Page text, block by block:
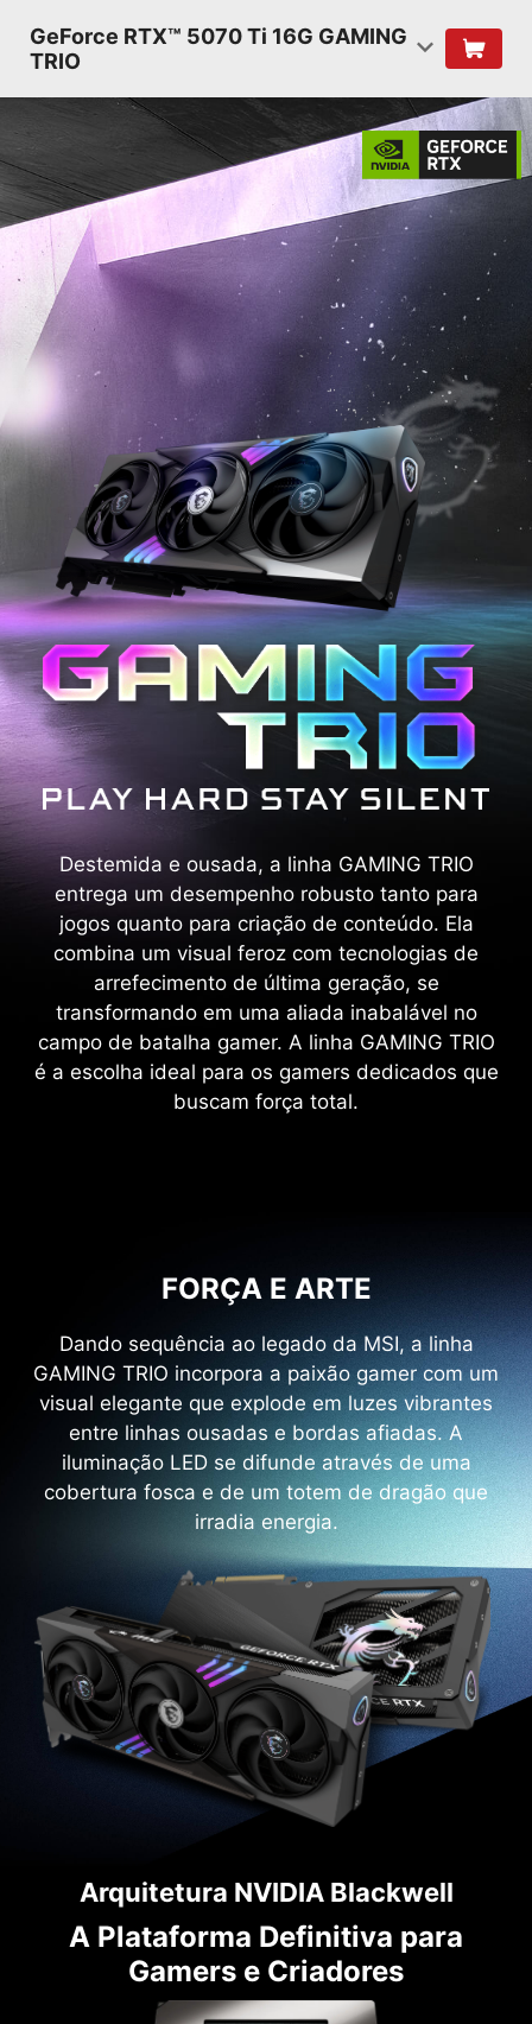
GeForce RTX™ 5070 Ti 16G GAMING
TRIO
Destemida e ousada, a linha GAMING TRIO
entrega um desempenho robusto tanto para
jogos quanto para criação de conteúdo. Ela
combina um visual feroz com tecnologias de
arrefecimento de última geração, se
transformando em uma aliada inabalável no
campo de batalha gamer. A linha GAMING TRIO
é a escolha ideal para os gamers dedicados que
buscam força total.
FORÇA E ARTE
Dando sequência ao legado da MSI, a linha
GAMING TRIO incorpora a paixão gamer com um
visual elegante que explode em luzes vibrantes
entre linhas ousadas e bordas afiadas. A
iluminação LED se difunde através de uma
cobertura fosca e de um totem de dragão que
irradia energia.
Arquitetura NVIDIA Blackwell
A Plataforma Definitiva para
Gamers e Criadores